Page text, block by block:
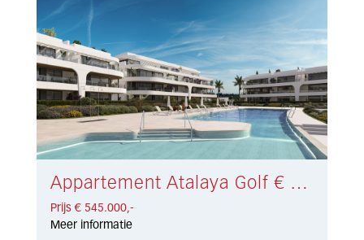
Appartement Atalaya Golf € 545.000,-
Prijs € 545.000,-
Meer informatie